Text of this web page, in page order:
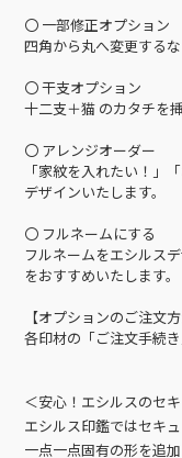
〇 一部修正オプション
四角から丸へ変更する
〇 干支オプション
十二支＋猫 のカタチを
〇 アレンジオーダー
「家紋を入れたい！」
デザインいたします。
〇 フルネームにする
フルネームをエシルス
をおすすめいたします。
【オプションのご注文方
各印材の「ご注文手続
＜安心！エシルスのセ
エシルス印鑑ではセキ
一点一点固有の形を追